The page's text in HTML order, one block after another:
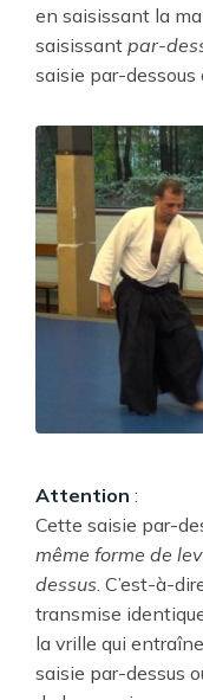
en saisissant la
saisissant par-
saisie par-dessous
Attention :
Cette saisie par-
même forme de
dessus. C’est-à-
transmise
la vrille qui
saisie par-dessus